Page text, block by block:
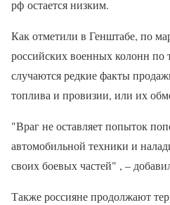
рф остается низким.
Как отметили в Генштабе, по
российских военных колонн по
случаются редкие факты
топлива и провизии, или их
"Враг не оставляет попыток
автомобильной техники и
своих боевых частей" , –
Также россияне продолжают